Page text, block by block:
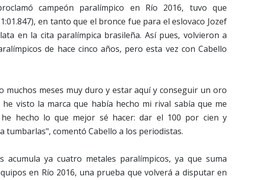
campeón paralímpico en Río 2016, tuvo que
en tanto que el bronce fue para el eslovaco Jozef
en la cita paralímpica brasileña. Así pues, volvieron a
de hace cinco años, pero esta vez con Cabello
muchos meses muy duro y estar aquí y conseguir un oro
visto la marca que había hecho mi rival sabía que me
hecho lo que mejor sé hacer: dar el 100 por cien y
comentó Cabello a los periodistas.
acumula ya cuatro metales paralímpicos, ya que suma
en Río 2016, una prueba que volverá a disputar en